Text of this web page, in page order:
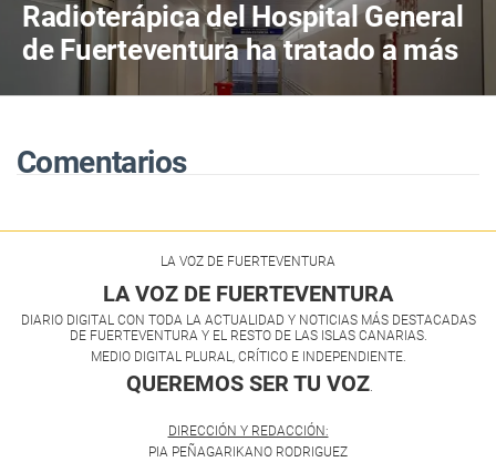
Radioterápica del Hospital General
de Fuerteventura ha tratado a más
de 800 pacientes en sus primeros
Comentarios
LA VOZ DE FUERTEVENTURA
LA VOZ DE FUERTEVENTURA
DIARIO DIGITAL CON TODA LA ACTUALIDAD Y NOTICIAS MÁS DESTACADAS
DE FUERTEVENTURA Y EL RESTO DE LAS ISLAS CANARIAS.
MEDIO DIGITAL PLURAL, CRÍTICO E INDEPENDIENTE.
QUEREMOS SER TU VOZ.
DIRECCIÓN Y REDACCIÓN:
PIA PEÑAGARIKANO RODRIGUEZ